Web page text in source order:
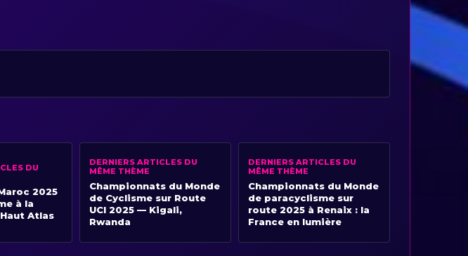
DU
2025
à la
Atlas
DERNIERS ARTICLES DU
MÊME THÈME
Championnats du Monde
de Cyclisme sur Route
UCI 2025 — Kigali,
Rwanda
DERNIERS ARTICLES DU
MÊME THÈME
Championnats du Monde
de paracyclisme sur
route 2025 à Renaix : la
France en lumière